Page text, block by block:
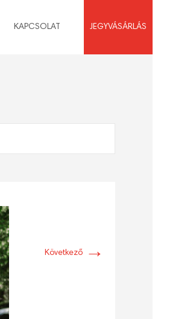
KAPCSOLAT JEGYVÁSÁRLÁS
Következő →